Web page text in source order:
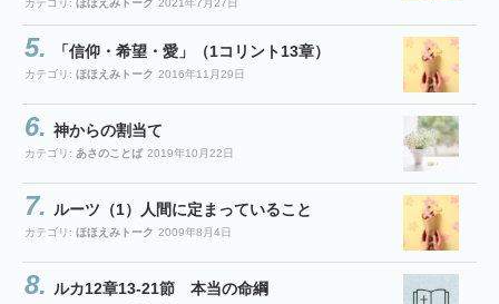
カテゴリ: ほほえみトーク 2021年7月27日
「信仰・希望・愛」（1コリント13章）
カテゴリ: ほほえみトーク 2016年11月29日
神からの割当て
カテゴリ: あさのことば 2019年10月22日
ルーツ（1）人間に定まっていること
カテゴリ: ほほえみトーク 2009年8月4日
ルカ12章13-21節 本当の命綱